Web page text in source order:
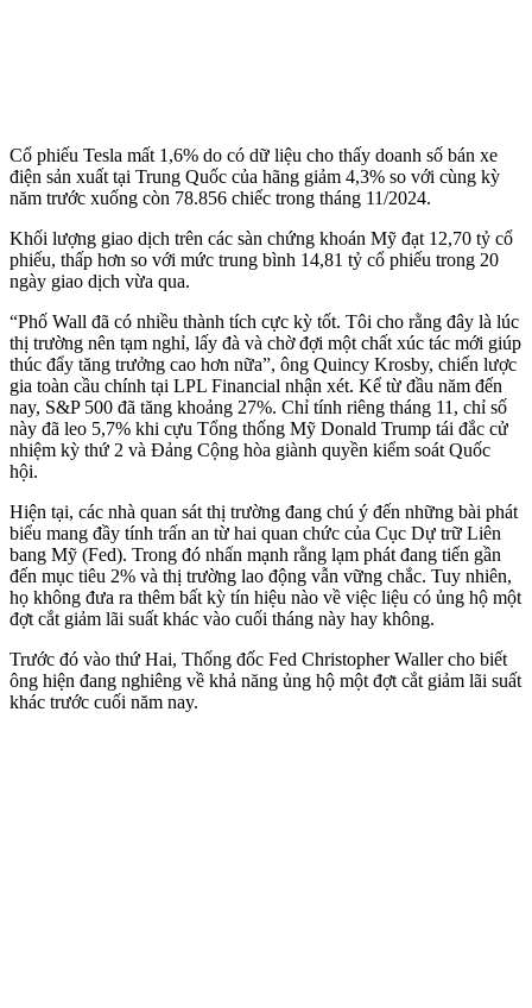
Cổ phiếu Tesla mất 1,6% do có dữ liệu cho thấy doanh số bán xe
điện sản xuất tại Trung Quốc của hãng giảm 4,3% so với cùng kỳ
năm trước xuống còn 78.856 chiếc trong tháng 11/2024.
Khối lượng giao dịch trên các sàn chứng khoán Mỹ đạt 12,70 tỷ cổ
phiếu, thấp hơn so với mức trung bình 14,81 tỷ cổ phiếu trong 20
ngày giao dịch vừa qua.
“Phố Wall đã có nhiều thành tích cực kỳ tốt. Tôi cho rằng đây là lúc
thị trường nên tạm nghỉ, lấy đà và chờ đợi một chất xúc tác mới giúp
thúc đẩy tăng trưởng cao hơn nữa”, ông Quincy Krosby, chiến lược
gia toàn cầu chính tại LPL Financial nhận xét. Kể từ đầu năm đến
nay, S&P 500 đã tăng khoảng 27%. Chỉ tính riêng tháng 11, chỉ số
này đã leo 5,7% khi cựu Tổng thống Mỹ Donald Trump tái đắc cử
nhiệm kỳ thứ 2 và Đảng Cộng hòa giành quyền kiểm soát Quốc
hội.
Hiện tại, các nhà quan sát thị trường đang chú ý đến những bài phát
biểu mang đầy tính trấn an từ hai quan chức của Cục Dự trữ Liên
bang Mỹ (Fed). Trong đó nhấn mạnh rằng lạm phát đang tiến gần
đến mục tiêu 2% và thị trường lao động vẫn vững chắc. Tuy nhiên,
họ không đưa ra thêm bất kỳ tín hiệu nào về việc liệu có ủng hộ một
đợt cắt giảm lãi suất khác vào cuối tháng này hay không.
Trước đó vào thứ Hai, Thống đốc Fed Christopher Waller cho biết
ông hiện đang nghiêng về khả năng ủng hộ một đợt cắt giảm lãi suất
khác trước cuối năm nay.